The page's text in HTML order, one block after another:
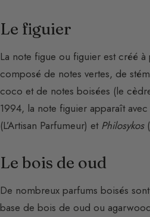
Le figuier
La note figue ou figuier est créé à
composé de notes vertes, de
coco et de notes boisées (le
1994, la note figuier apparaît avec
(L’Artisan Parfumeur) et Philosykos
Le bois de oud
De nombreux parfums boisés
base de bois de oud ou